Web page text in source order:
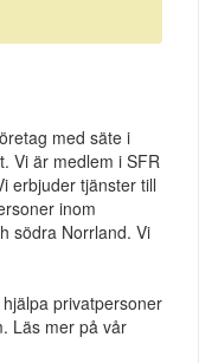
med säte i
Vi är medlem i SFR
erbjuder tjänster till
inom
södra Norrland. Vi
privatpersoner
Läs mer på vår